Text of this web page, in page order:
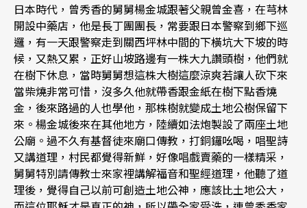
日本時代，曾秀香的舅舅楊金城跟著父親曾金喜，在芎林
開設中藥店，他是長丁團團長，常要跟日本警察到鄉下巡
邏，有一天跟警察走到關西坪林中間的下橫坑大下坡的時
候，又熱又累，正好山坡路邊有一株大九讚頭樹，他們就
在樹下休息，當時舅舅想這株大樹這麼涼爽若讓人砍下來
當柴燒非常可惜，沒多久他就帶香跟金紙在樹下點香燒
金，後來路過的人也學他，那株樹就變成土地公樹保留下
來。楊金城後來在其他地方，陸續如法炮製設了兩座土地
公廟。過不久有基督徒來廟口傳教，打銅鑼吆喝，唱聖詩
又講道理，村民都覺得新鮮，好像唱戲賣藥的一樣精采，
舅舅特別請傳教士來家裡講解福音和聖經道理，他聽了道
理後，覺得自己以前可創造土地公神，應該比土地公大，